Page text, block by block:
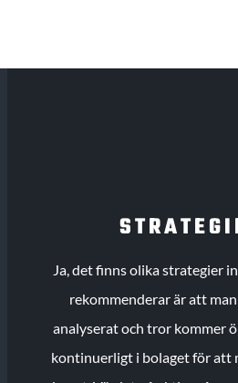
Ja, det finns olika strategier
rekommenderar är att
analyserat och tror kommer
kontinuerligt i bolaget för att